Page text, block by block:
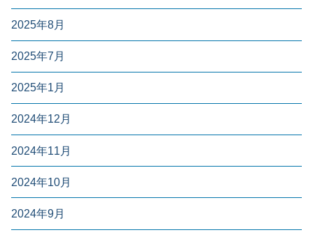
2025年8月
2025年7月
2025年1月
2024年12月
2024年11月
2024年10月
2024年9月